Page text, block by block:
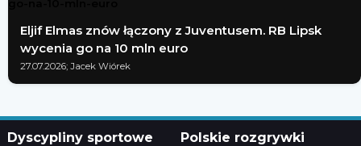
Eljif Elmas znów łączony z Juventusem. RB Lipsk
wycenia go na 10 mln euro
27.07.2026; Jacek Wiórek
Dyscypliny sportowe Polskie rozgrywki